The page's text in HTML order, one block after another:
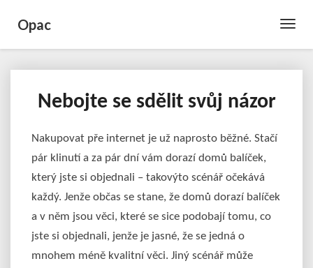
Toggle
Opac
Nebojte
svůj
názor
Nebojte se sdělit svůj názor
Nakupovat pře internet je už naprosto běžné. Stačí
pár klinutí a za pár dní vám dorazí domů balíček,
který jste si objednali – takovýto scénář očekává
každý. Jenže občas se stane, že domů dorazí balíček
a v něm jsou věci, které se sice podobají tomu, co
jste si objednali, jenže je jasné, že se jedná o
mnohem méně kvalitní věci. Jiný scénář může